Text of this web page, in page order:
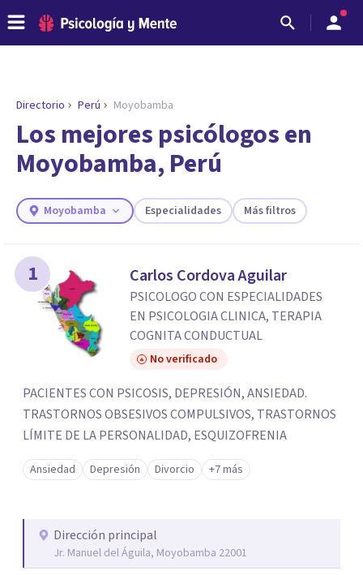
ENCONTRAR MI TERAPEUTA
¿Necesitas ayuda para encontrar el
psicólogo adecuado?
Responde a unas breves preguntas y te ofreceremos
necesidades.
Responder cuestionario
Directorio Perú Moyobamba
Los mejores psicólogos en
Moyobamba, Perú
Moyobamba Especialidades Más filtros
1 Carlos Cordova Aguilar
PSICOLOGO CON ESPECIALIDADES
EN PSICOLOGIA CLINICA, TERAPIA
COGNITA CONDUCTUAL
No verificado
PACIENTES CON PSICOSIS, DEPRESIÓN, ANSIEDAD.
TRASTORNOS OBSESIVOS COMPULSIVOS, TRASTORNOS
LÍMITE DE LA PERSONALIDAD, ESQUIZOFRENIA
Ansiedad Depresión Divorcio +7 más
Dirección principal
Jr. Manuel del Águila, Moyobamba 22001